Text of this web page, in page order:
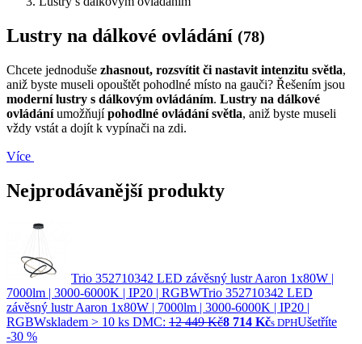
Lustry na dálkové ovládání (78)
Chcete jednoduše zhasnout, rozsvítit či nastavit intenzitu světla,
aniž byste museli opouštět pohodlné místo na gauči? Řešením jsou
moderní lustry s dálkovým ovládáním. Lustry na dálkové
ovládáníumožňujípohodlné ovládání světla, aniž byste museli
vždy vstát a dojít k vypínači na zdi.
Více
Nejprodávanější produkty
Trio 352710342 LED závěsný lustr Aaron 1x80W |
7000lm | 3000-6000K | IP20 | RGBWTrio 352710342 LED
závěsný lustr Aaron 1x80W | 7000lm | 3000-6000K | IP20 |
RGBWskladem > 10 ks DMC: 12 449 Kč8 714 Kčs DPHUšetříte
-30 %